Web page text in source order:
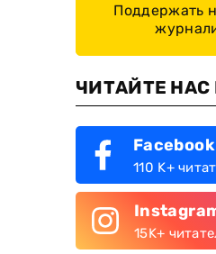
Поддержать
ЧИТАЙТЕ НАС
Facebook
110 K+
15K+